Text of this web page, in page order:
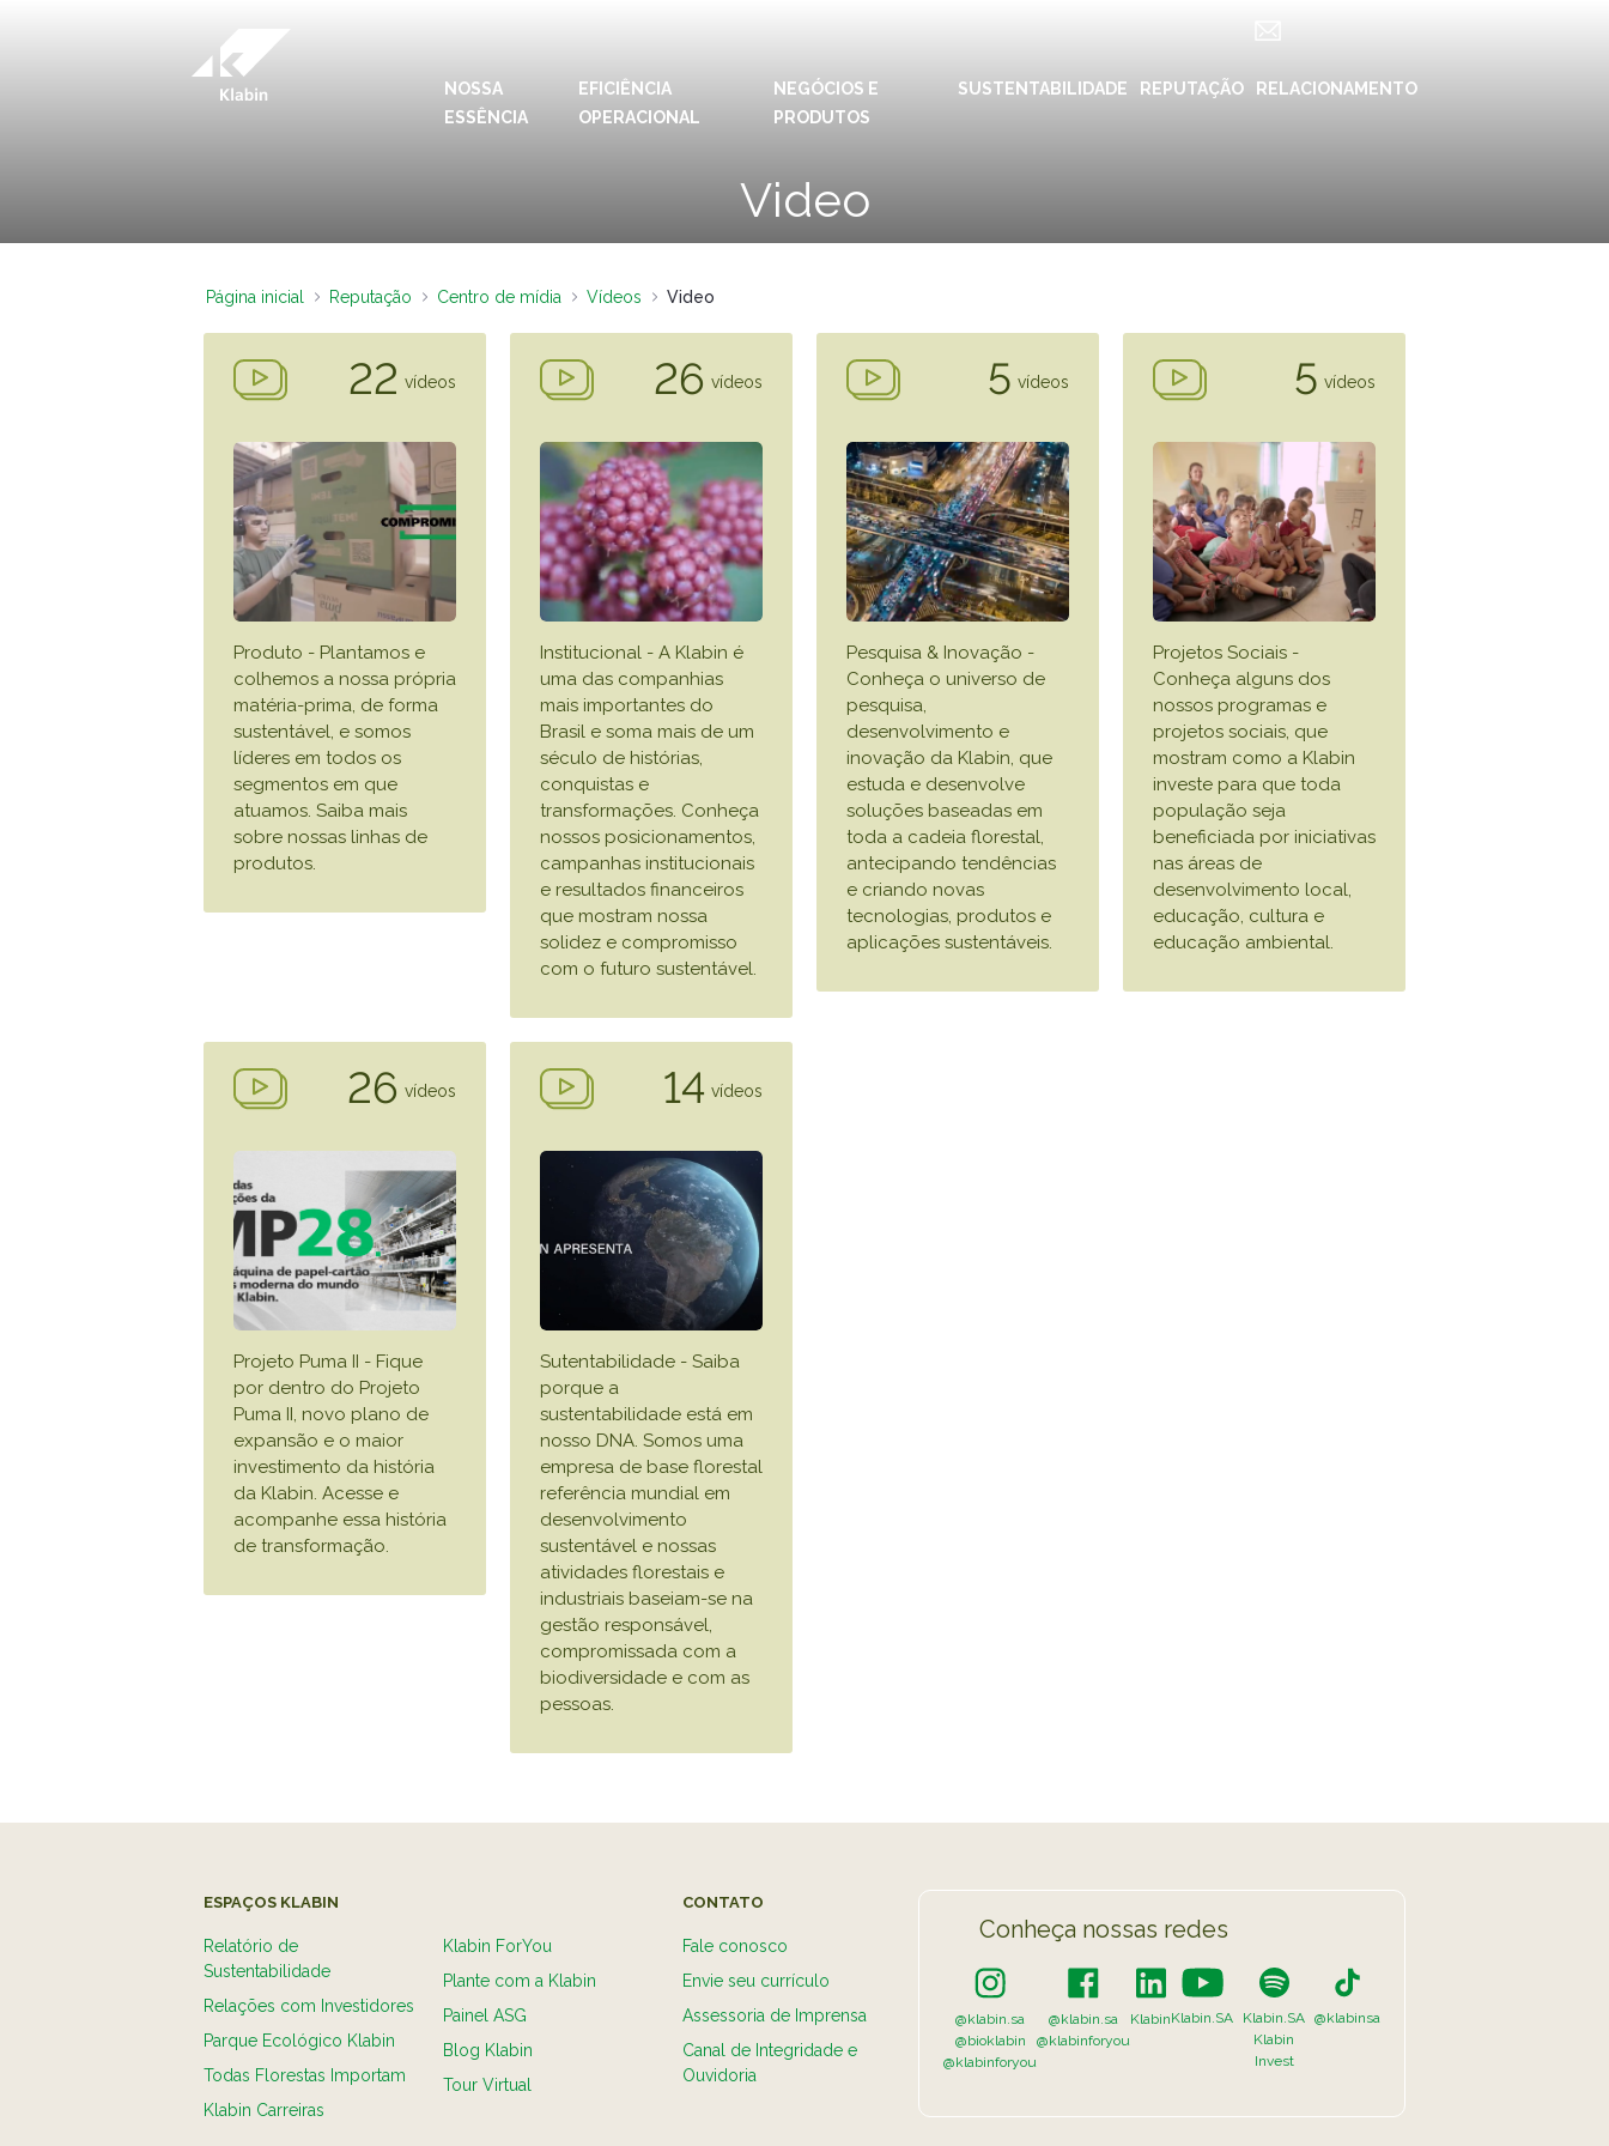
NOSSA
ESSÊNCIA
EFICIÊNCIA
OPERACIONAL
NEGÓCIOS E
PRODUTOS
SUSTENTABILIDADE REPUTAÇÃO RELACIONAMENTO
Video
IDIOMAS: PT EN ES
Relações com
Investidores
Plante com a
Klabin
Todas Florestas
Painel ASG
Klabin Carreiras
Inova Klabin
Parque Ecológico
Klabin
Instagram Klabin
Facebook
YouTube
Spotify
TikTok
VER A LISTA COMPLETA
Página inicial Reputação Centro de mídia Vídeos Video
22 vídeos
Produto - Plantamos e
colhemos a nossa própria
matéria-prima, de forma
sustentável, e somos
líderes em todos os
segmentos em que
atuamos. Saiba mais
sobre nossas linhas de
produtos.
26 vídeos
Institucional - A Klabin é
uma das companhias
mais importantes do
Brasil e soma mais de um
século de histórias,
conquistas e
transformações. Conheça
nossos posicionamentos,
campanhas institucionais
e resultados financeiros
que mostram nossa
solidez e compromisso
com o futuro sustentável.
5 vídeos
Pesquisa & Inovação -
Conheça o universo de
pesquisa,
desenvolvimento e
inovação da Klabin, que
estuda e desenvolve
soluções baseadas em
toda a cadeia florestal,
antecipando tendências
e criando novas
tecnologias, produtos e
aplicações sustentáveis.
5 vídeos
Projetos Sociais -
Conheça alguns dos
nossos programas e
projetos sociais, que
mostram como a Klabin
investe para que toda
população seja
beneficiada por iniciativas
nas áreas de
desenvolvimento local,
educação, cultura e
educação ambiental.
26 vídeos
Projeto Puma II - Fique
por dentro do Projeto
Puma II, novo plano de
expansão e o maior
investimento da história
da Klabin. Acesse e
acompanhe essa história
de transformação.
14 vídeos
Sutentabilidade - Saiba
porque a
sustentabilidade está em
nosso DNA. Somos uma
empresa de base florestal
referência mundial em
desenvolvimento
sustentável e nossas
atividades florestais e
industriais baseiam-se na
gestão responsável,
compromissada com a
biodiversidade e com as
pessoas.
ESPAÇOS KLABIN
Relatório de
Sustentabilidade
Relações com Investidores
Parque Ecológico Klabin
Todas Florestas Importam
Klabin Carreiras
Klabin ForYou
Plante com a Klabin
Painel ASG
Blog Klabin
Tour Virtual
CONTATO
Fale conosco
Envie seu currículo
Assessoria de Imprensa
Canal de Integridade e
Ouvidoria
Conheça nossas redes
@klabin.sa
@bioklabin
@klabinforyou
@klabin.sa
@klabinforyou
KlabinKlabin.SA
Klabin.SA
Klabin
Invest
@klabinsa